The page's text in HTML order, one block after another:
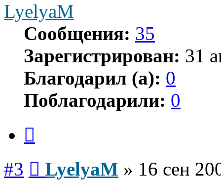
LyelyaM
Сообщения: 35
Зарегистрирован: 31
Благодарил (а): 0
Поблагодарили: 0
#3 LyelyaM » 16 сен